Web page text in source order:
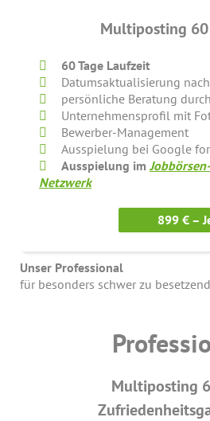
Multiposting 60
60 Tage Laufzeit
Datumsaktualisierung
persönliche Beratung
Unternehmensprofil mit
Bewerber-Management
Ausspielung bei Google
Ausspielung im
Netzwerk
899 € –
Unser Professional
für besonders schwer zu
Multiposting